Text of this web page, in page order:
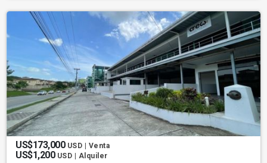
US$173,000 USD | Venta
US$1,200 USD | Alquiler